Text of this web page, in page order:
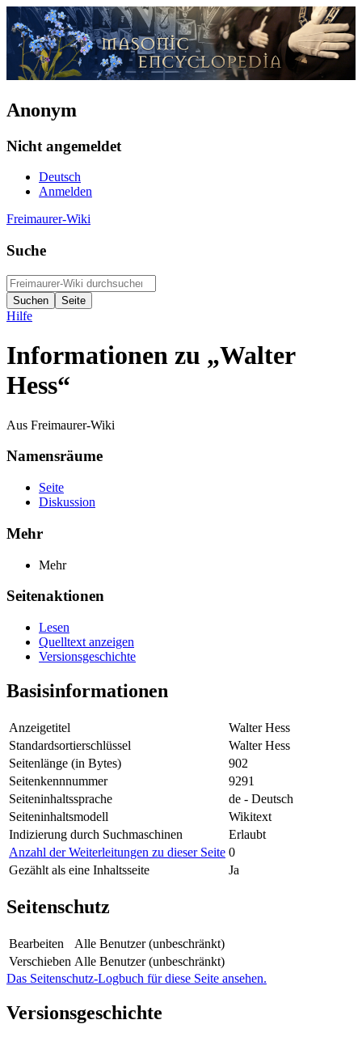
Anonym
Nicht angemeldet
Deutsch
Anmelden
Freimaurer-Wiki
Suche
Hilfe
Informationen zu „Walter
Hess“
Aus Freimaurer-Wiki
Namensräume
Seite
Diskussion
Mehr
Mehr
Seitenaktionen
Lesen
Quelltext anzeigen
Versionsgeschichte
Basisinformationen
Anzeigetitel
Walter Hess
Standardsortierschlüssel
Walter Hess
Seitenlänge (in Bytes)
902
Seitenkennnummer
9291
Seiteninhaltssprache
de - Deutsch
Seiteninhaltsmodell
Wikitext
Indizierung durch Suchmaschinen
Erlaubt
Anzahl der Weiterleitungen zu dieser Seite 0
Gezählt als eine Inhaltsseite
Ja
Seitenschutz
Bearbeiten
Alle Benutzer (unbeschränkt)
Verschieben Alle Benutzer (unbeschränkt)
Das Seitenschutz-Logbuch für diese Seite ansehen.
Versionsgeschichte